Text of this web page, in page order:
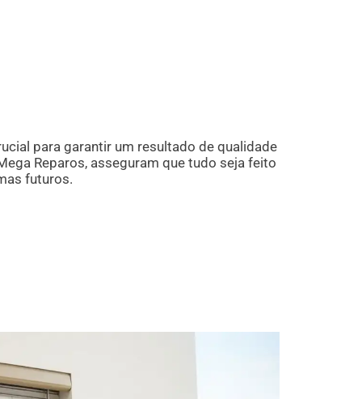
para garantir um resultado de qualidade
Reparos, asseguram que tudo seja feito
futuros.